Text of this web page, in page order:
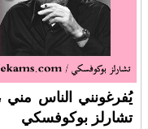
يُفرغونني الناس مني
تشارلز بوكوفسكي